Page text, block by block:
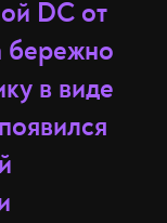
DC от
бережно
в виде